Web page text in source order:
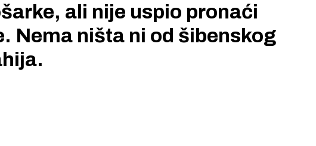
ali nije uspio pronaći
Nema ništa ni od šibenskog